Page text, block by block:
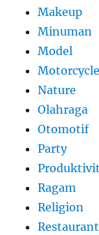
Makeup
Minuman
Model
Motorcycle
Nature
Olahraga
Otomotif
Party
Ragam
Religion